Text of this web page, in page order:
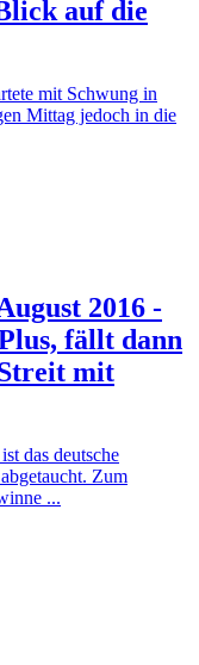
auf die
mit Schwung in
Mittag jedoch in die
2016 -
fällt dann
mit
das deutsche
Zum
...